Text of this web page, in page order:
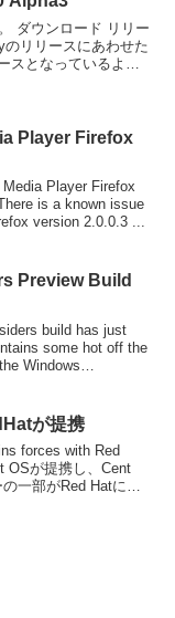
ダウンロード リリー
のリリースにあわせた
スとなっているよう
Player Firefox
Player Firefox
is a known issue
version 2.0.0.3 ...
Preview Build
build has just
some hot off the
Windows
が提携
forces with Red
OSが提携し、Cent
一部がRed Hatにお